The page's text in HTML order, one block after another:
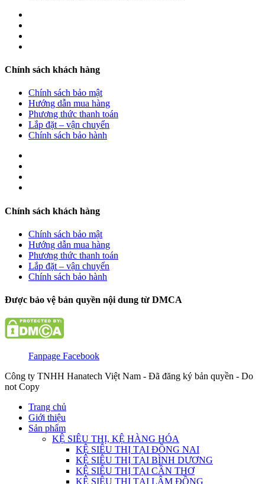
Chính sách khách hàng
Chính sách bảo mật
Hướng dẫn mua hàng
Phương thức thanh toán
Lắp đặt – vận chuyển
Chính sách bảo hành
Chính sách khách hàng
Chính sách bảo mật
Hướng dẫn mua hàng
Phương thức thanh toán
Lắp đặt – vận chuyển
Chính sách bảo hành
Được bảo vệ bản quyền nội dung từ DMCA
Fanpage Facebook
Công ty TNHH Hanatech Việt Nam - Đã đăng ký bản quyền - Do
not Copy
Trang chủ
Giới thiệu
Sản phẩm
KỆ SIÊU THỊ, KỆ HÀNG HÓA
KỆ SIÊU THỊ TẠI ĐỒNG NAI
KỆ SIÊU THỊ TẠI BÌNH DƯƠNG
KỆ SIÊU THỊ TẠI CẦN THƠ
KỆ SIÊU THỊ TẠI LÂM ĐỒNG